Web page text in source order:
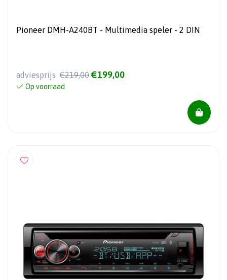
Pioneer DMH-A240BT - Multimedia speler - 2 DIN
adviesprijs €219,00 €199,00
Op voorraad